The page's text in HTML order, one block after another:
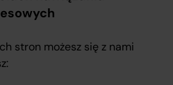
stron możesz się z nami